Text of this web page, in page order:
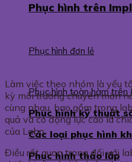
Phục hình trên
Phục hình đơn lẻ
Phục hình toàn hàm trên
Phục hình kỹ thuật
Các loại phục hình
Phục hình tháo lắp
Làm việc theo nhóm là yếu
kỳ môi trường chuyên môn
cùng nhau, bao gồm trong
quả và có động lực cao là
của Labo.
Điều rất quan trọng đối với